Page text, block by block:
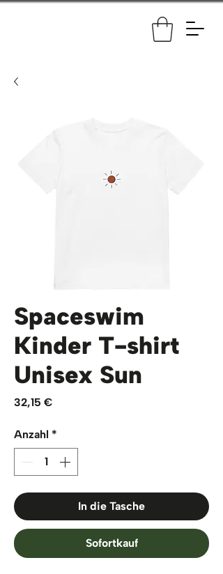
Spaceswim
Kinder T-shirt
Unisex Sun
32,15 €
Anzahl *
In die Tasche
Sofortkauf